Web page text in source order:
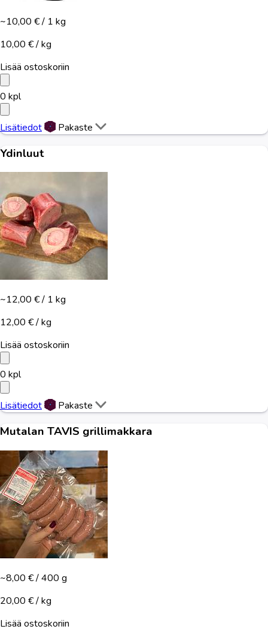
~10,00 €/ 1 kg
10,00 € / kg
Lisää ostoskoriin
0 kpl
Lisätiedot Pakaste
Ydinluut
~12,00 €/ 1 kg
12,00 € / kg
Lisää ostoskoriin
0 kpl
Lisätiedot Pakaste
Mutalan TAVIS grillimakkara
~8,00 €/ 400 g
20,00 € / kg
Lisää ostoskoriin